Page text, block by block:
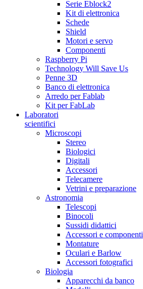
Serie Eblock2
Kit di elettronica
Schede
Shield
Motori e servo
Componenti
Raspberry Pi
Technology Will Save Us
Penne 3D
Banco di elettronica
Arredo per Fablab
Kit per FabLab
Laboratori
scientifici
Microscopi
Stereo
Biologici
Digitali
Accessori
Telecamere
Vetrini e preparazione
Astronomia
Telescopi
Binocoli
Sussidi didattici
Accessori e componenti
Montature
Oculari e Barlow
Accessori fotografici
Biologia
Apparecchi da banco